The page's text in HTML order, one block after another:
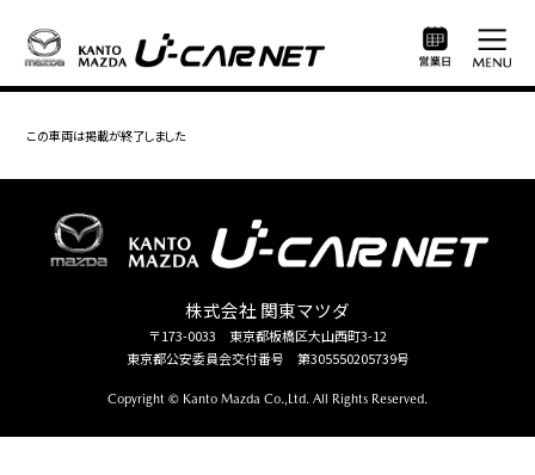
この車両は掲載が終了しました
株式会社 関東マツダ
〒173-0033 東京都板橋区大山西町3-12
東京都公安委員会交付番号 第305550205739号
Copyright © Kanto Mazda Co.,Ltd. All Rights Reserved.